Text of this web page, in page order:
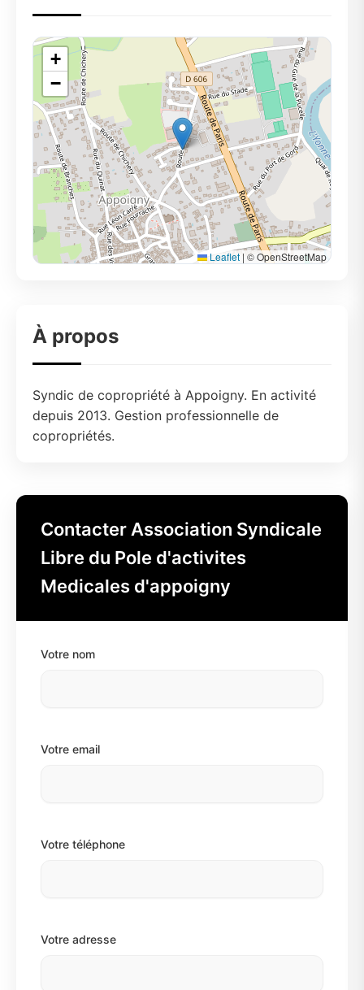
+
−
Leaflet | © OpenStreetMap
À propos
Syndic de copropriété à Appoigny. En activité
depuis 2013. Gestion professionnelle de
copropriétés.
Contacter Association Syndicale
Libre du Pole d'activites
Medicales d'appoigny
Votre nom
Votre email
Votre téléphone
Votre adresse